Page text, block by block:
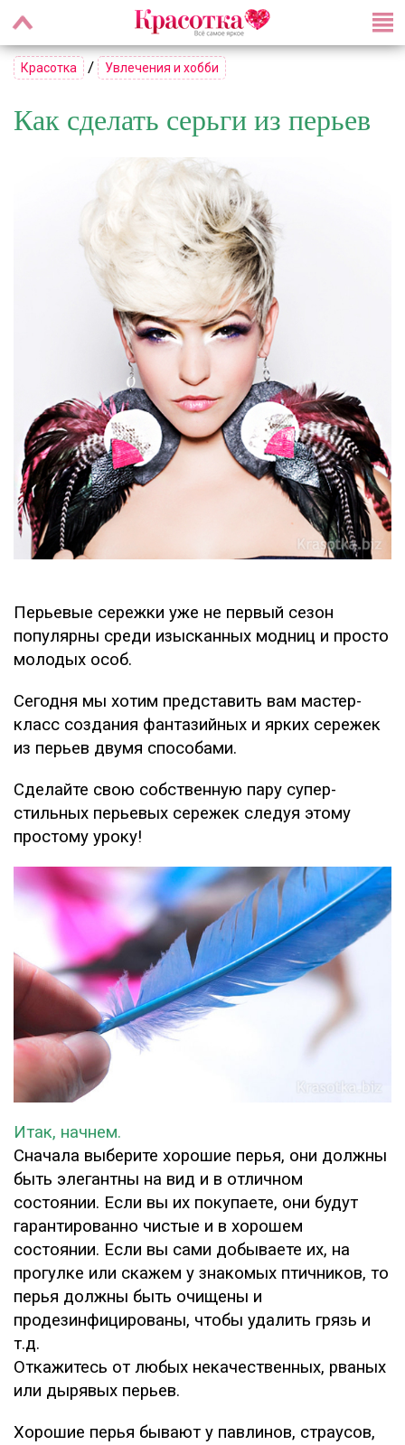
Красотка / Увлечения и хобби
Как сделать серьги из перьев
Перьевые сережки уже не первый сезон
популярны среди изысканных модниц и просто
молодых особ.
Сегодня мы хотим представить вам мастер-
класс создания фантазийных и ярких сережек
из перьев двумя способами.
Сделайте свою собственную пару супер-
стильных перьевых сережек следуя этому
простому уроку!
Итак, начнем.
Сначала выберите хорошие перья, они должны
быть элегантны на вид и в отличном
состоянии. Если вы их покупаете, они будут
гарантированно чистые и в хорошем
состоянии. Если вы сами добываете их, на
прогулке или скажем у знакомых птичников, то
перья должны быть очищены и
продезинфицированы, чтобы удалить грязь и
т.д.
Откажитесь от любых некачественных, рваных
или дырявых перьев.
Хорошие перья бывают у павлинов, страусов,